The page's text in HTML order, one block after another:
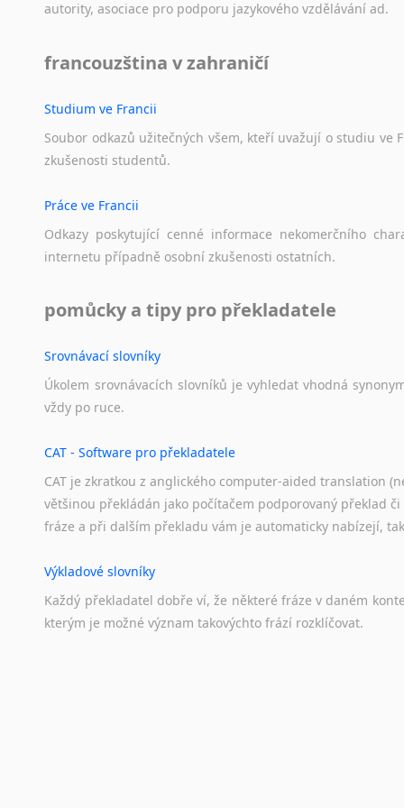
autority, asociace pro podporu jazykového vzdělávání ad.
francouzština v zahraničí
Studium ve Francii
Soubor odkazů užitečných všem, kteří uvažují o studiu ve
zkušenosti studentů.
Práce ve Francii
Odkazy poskytující cenné informace nekomerčního
internetu případně osobní zkušenosti ostatních.
pomůcky a tipy pro překladatele
Srovnávací slovníky
Úkolem srovnávacích slovníků je vyhledat vhodná
vždy po ruce.
CAT - Software pro překladatele
CAT je zkratkou z anglického computer-aided translation
většinou překládán jako počítačem podporovaný překlad
fráze a při dalším překladu vám je automaticky nabízejí,
Výkladové slovníky
Každý překladatel dobře ví, že některé fráze v daném
kterým je možné význam takovýchto frází rozklíčovat.